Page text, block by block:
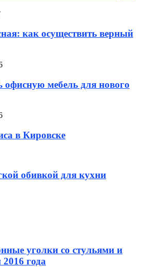
как осуществить верный
мебель для нового
в Кировске
обивкой для кухни
уголки со стульями и
года